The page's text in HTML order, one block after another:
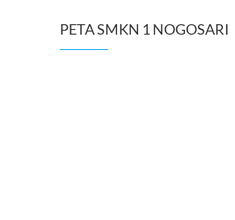
PETA SMKN 1 NOGOSARI